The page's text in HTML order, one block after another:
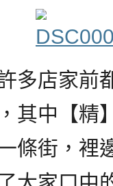
多店家前
其中【
條街，裡